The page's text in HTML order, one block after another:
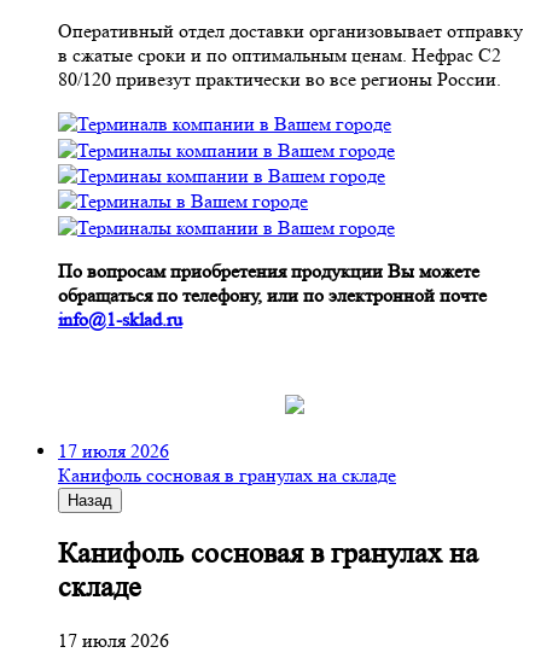
Оперативный отдел доставки организовывает отправку
в сжатые сроки и по оптимальным ценам. Нефрас С2
80/120 привезут практически во все регионы России.
По вопросам приобретения продукции Вы можете
обращаться по телефону, или по электронной почте
info@1-sklad.ru
17 июля 2026
Канифоль сосновая в гранулах на складе
Назад
Канифоль сосновая в гранулах на
складе
17 июля 2026